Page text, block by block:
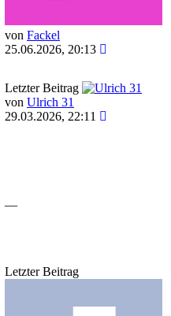
von Fackel
25.06.2026, 20:13
Letzter Beitrag
von Ulrich 31
29.03.2026, 22:11
—
Letzter Beitrag